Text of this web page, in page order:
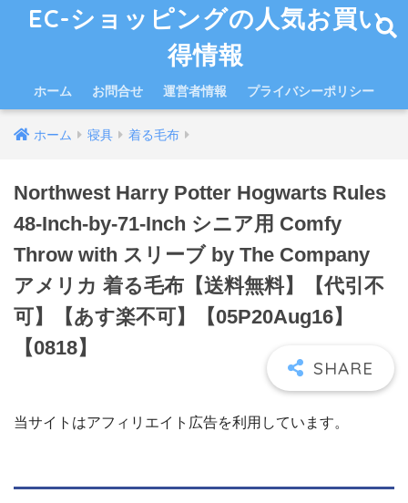
EC-ショッピングの人気お買い
得情報
ホーム お問合せ 運営者情報 プライバシーポリシー
ホーム 寝具 着る毛布
Northwest Harry Potter Hogwarts Rules
48-Inch-by-71-Inch シニア用 Comfy
Throw with スリーブ by The Company
アメリカ 着る毛布【送料無料】【代引不
可】【あす楽不可】【05P20Aug16】
【0818】
当サイトはアフィリエイト広告を利用しています。